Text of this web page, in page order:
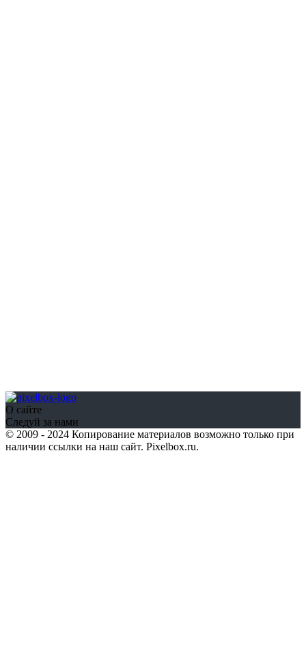
О сайте
Следуй за нами
© 2009 - 2024 Копирование материалов возможно только при
наличии ссылки на наш сайт. Pixelbox.ru.